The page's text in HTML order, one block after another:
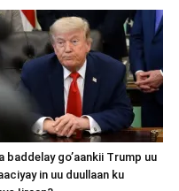
baddelay go’aankii Trump uu
in uu duullaan ku